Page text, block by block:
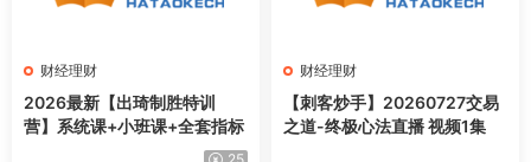
财经理财
2026最新【出琦制胜特训
营】系统课+小班课+全套指标
财经理财
【刺客炒手】20260727交易
之道-终极心法直播 视频1集